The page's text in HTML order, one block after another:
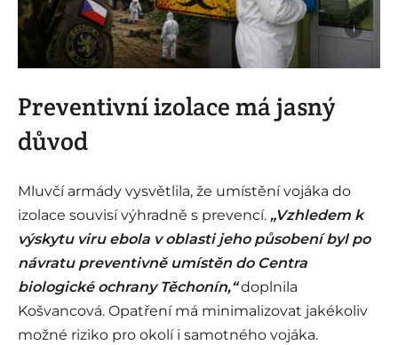
i
Preventivní izolace má jasný
důvod
Mluvčí armády vysvětlila, že umístění vojáka do
izolace souvisí výhradně s prevencí. „Vzhledem k
výskytu viru ebola v oblasti jeho působení byl po
návratu preventivně umístěn do Centra
biologické ochrany Těchonín,“doplnila
Košvancová. Opatření má minimalizovat jakékoliv
možné riziko pro okolí i samotného vojáka.